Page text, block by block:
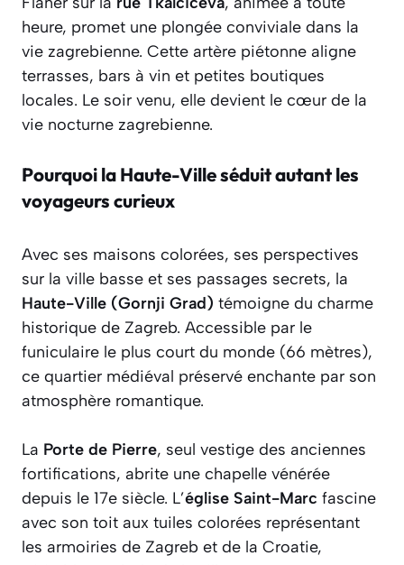
heure, promet une plongée conviviale dans la
vie zagrebienne. Cette artère piétonne aligne
terrasses, bars à vin et petites boutiques
locales. Le soir venu, elle devient le cœur de la
vie nocturne zagrebienne.
Pourquoi la Haute-Ville séduit autant les
voyageurs curieux
Avec ses maisons colorées, ses perspectives
sur la ville basse et ses passages secrets, la
Haute-Ville (Gornji Grad) témoigne du charme
historique de Zagreb. Accessible par le
funiculaire le plus court du monde (66 mètres),
ce quartier médiéval préservé enchante par son
atmosphère romantique.
La Porte de Pierre, seul vestige des anciennes
fortifications, abrite une chapelle vénérée
depuis le 17e siècle. L’église Saint-Marc fascine
avec son toit aux tuiles colorées représentant
les armoiries de Zagreb et de la Croatie,